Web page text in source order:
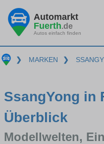
Automarkt
Fuerth.de
Autos einfach finden
❯ MARKEN ❯
SsangYong in
Überblick
Modellwelten,